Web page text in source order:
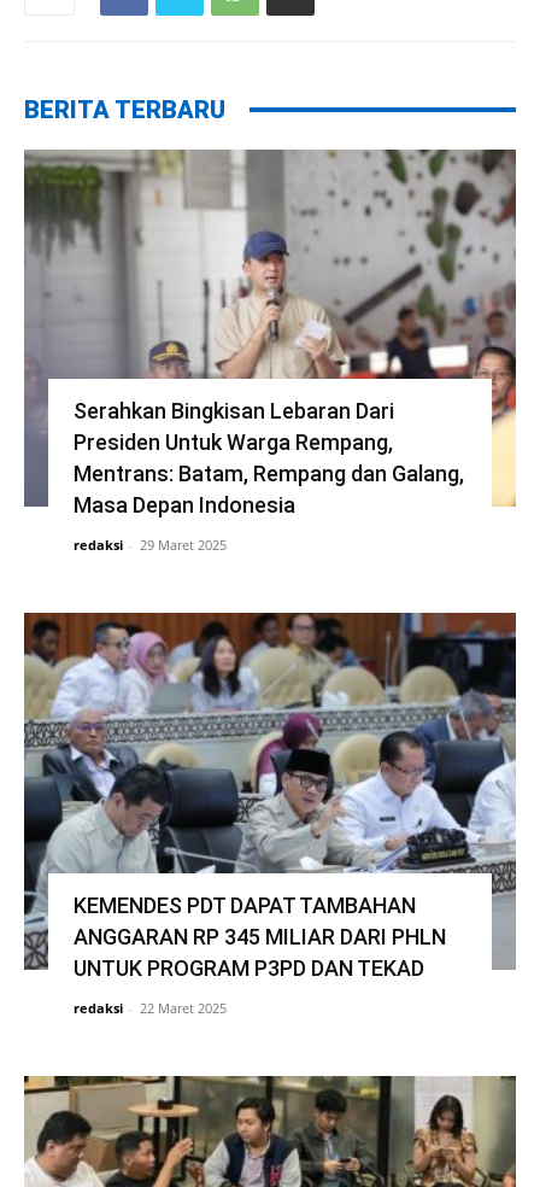
BERITA TERBARU
Serahkan Bingkisan Lebaran Dari
Presiden Untuk Warga Rempang,
Mentrans: Batam, Rempang dan Galang,
Masa Depan Indonesia
redaksi - 29 Maret 2025
KEMENDES PDT DAPAT TAMBAHAN
ANGGARAN RP 345 MILIAR DARI PHLN
UNTUK PROGRAM P3PD DAN TEKAD
redaksi - 22 Maret 2025